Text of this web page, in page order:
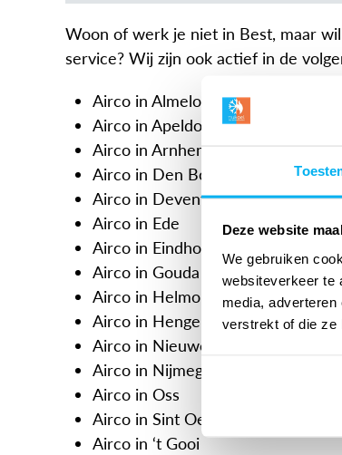
Deze website
We gebruiken
websiteverkeer te
media,
verstrekt of die ze
Woon of werk je niet in Best, maar
service? Wij zijn ook actief in de
Airco in Almelo
Airco in Apeldoorn
Airco in Arnhem
Airco in Den Bosch
Airco in Deventer
Airco in Ede
Airco in Eindhoven
Airco in Gouda
Airco in Helmond
Airco in Hengelo
Airco in Nieuwegein
Airco in Nijmegen
Airco in Oss
Airco in Sint Oedenrode
Airco in ‘t Gooi